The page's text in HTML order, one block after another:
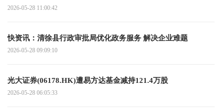
2026-05-28 11:00:42
快资讯：清徐县行政审批局优化政务服务 解决企业难题
2026-05-28 09:09:10
光大证券(06178.HK)遭易方达基金减持121.4万股
2026-05-28 06:05:33